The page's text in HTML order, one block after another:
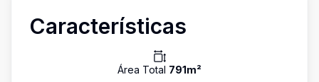
Características
Área Total 791m²